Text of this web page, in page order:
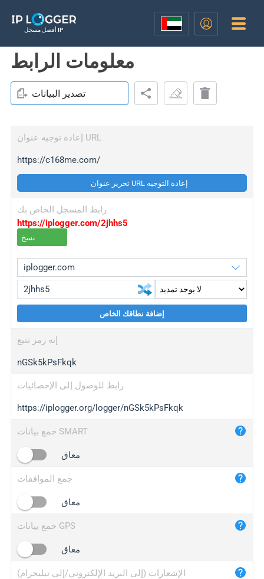
أفضل مسجل IP
معلومات الرابط
تصدير البيانات
إعادة توجيه عنوان URL
https://c168me.com/
تحرير عنوان URL إعادة التوجيه
رابط المسجل الخاص بك
https://iplogger.com/2jhhs5
نسخ
wl.gl
ed.tc
bc.ax
iplogger.com
maper.info
2no.co
yip.su
iplogger.info
iplogger.cn
إضافة نطاقك الخاص
إنه رمز تتبع
nGSk5kPsFkqk
رابط للوصول إلى الإحصائيات
https://iplogger.org/logger/nGSk5kPsFkqk
جمع بيانات SMART
معاق
جمع الموافقات
معاق
جمع بيانات GPS
معاق
الإشعارات (إلى البريد الإلكتروني/إلى تيليجرام)